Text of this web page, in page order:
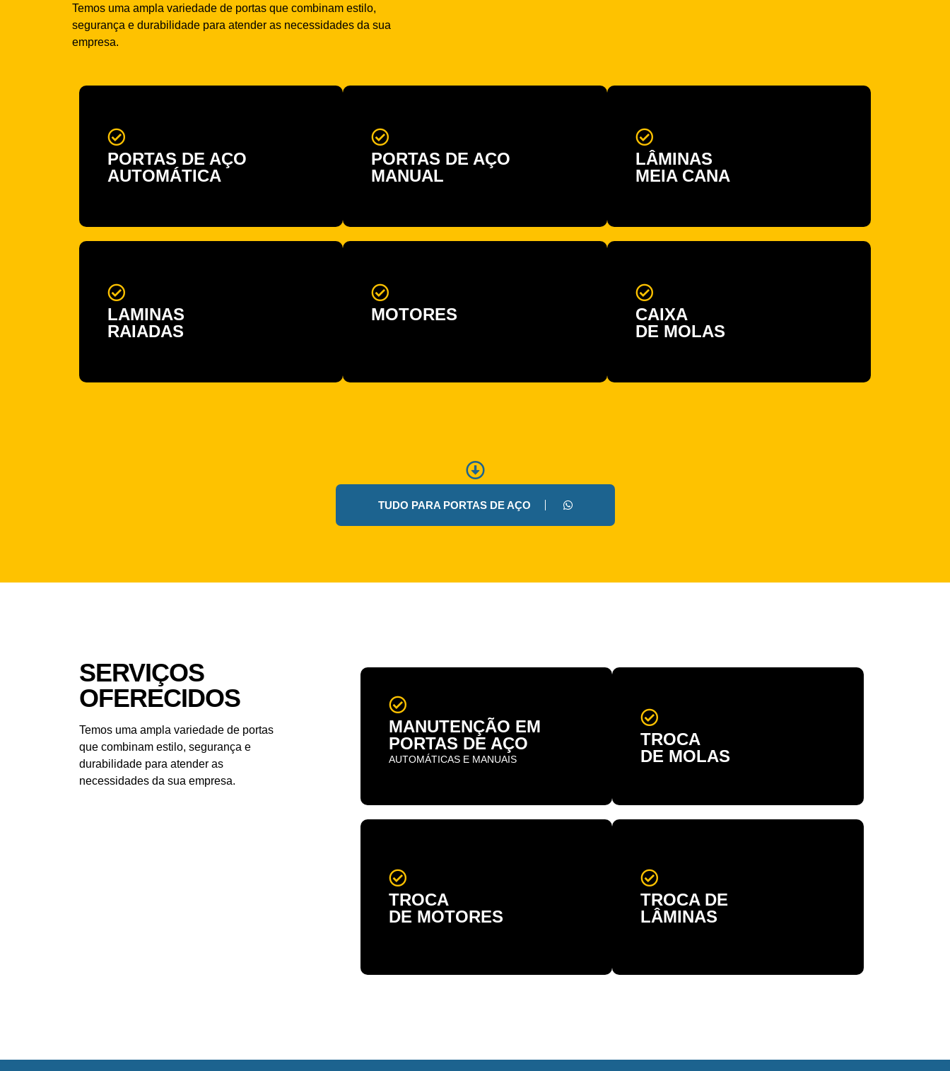
Temos uma ampla variedade de portas que combinam estilo,
segurança e durabilidade para atender as necessidades da sua
empresa.
PORTAS DE AÇO
AUTOMÁTICA
PORTAS DE AÇO
MANUAL
LÂMINAS
MEIA CANA
LAMINAS
RAIADAS
MOTORES
CAIXA
DE MOLAS
TUDO PARA PORTAS DE AÇO
SERVIÇOS
OFERECIDOS
Temos uma ampla variedade de portas
que combinam estilo, segurança e
durabilidade para atender as
necessidades da sua empresa.
MANUTENÇÃO EM
PORTAS DE AÇO
AUTOMÁTICAS E MANUAIS
TROCA
DE MOLAS
TROCA
DE MOTORES
TROCA DE
LÂMINAS